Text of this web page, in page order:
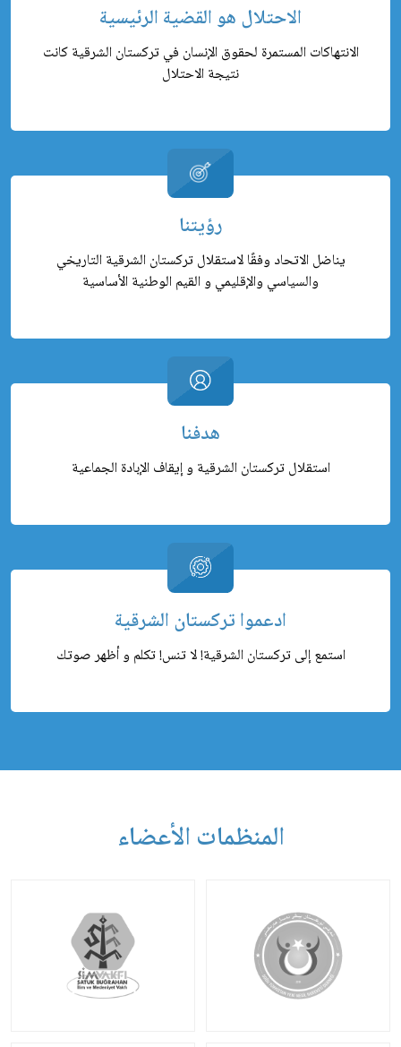
الاحتلال هو القضية الرئيسية
الانتهاكات المستمرة لحقوق الإنسان في تركستان الشرقية كانت
نتيجة الاحتلال
رؤيتنا
يناضل الاتحاد وفقًا لاستقلال تركستان الشرقية التاريخي
والسياسي والإقليمي و القيم الوطنية الأساسية
هدفنا
استقلال تركستان الشرقية و إيقاف الإبادة الجماعية
ادعموا تركستان الشرقية
استمع إلى تركستان الشرقية! لا تنس! تكلم و أظهر صوتك
المنظمات الأعضاء